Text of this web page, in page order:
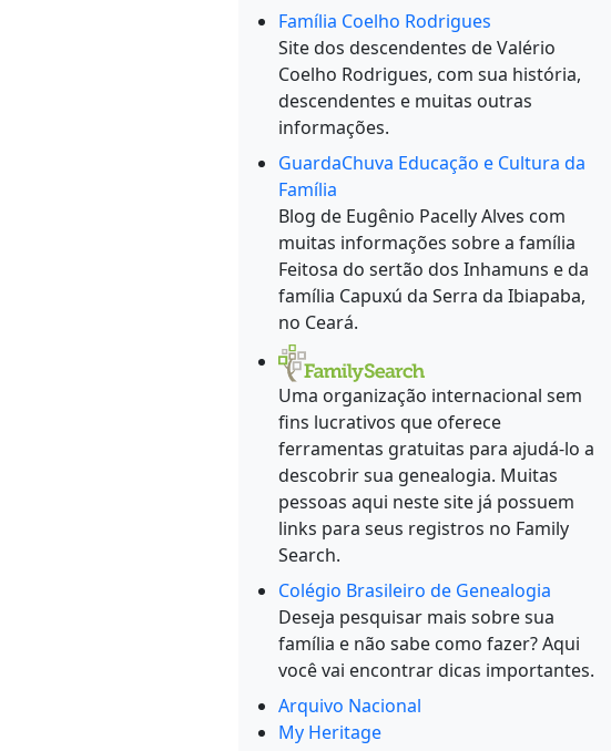
Família Coelho Rodrigues
Site dos descendentes de Valério
Coelho Rodrigues, com sua história,
descendentes e muitas outras
informações.
GuardaChuva Educação e Cultura da
Família
Blog de Eugênio Pacelly Alves com
muitas informações sobre a família
Feitosa do sertão dos Inhamuns e da
família Capuxú da Serra da Ibiapaba,
no Ceará.
Uma organização internacional sem
fins lucrativos que oferece
ferramentas gratuitas para ajudá-lo a
descobrir sua genealogia. Muitas
pessoas aqui neste site já possuem
links para seus registros no Family
Search.
Colégio Brasileiro de Genealogia
Deseja pesquisar mais sobre sua
família e não sabe como fazer? Aqui
você vai encontrar dicas importantes.
Arquivo Nacional
My Heritage